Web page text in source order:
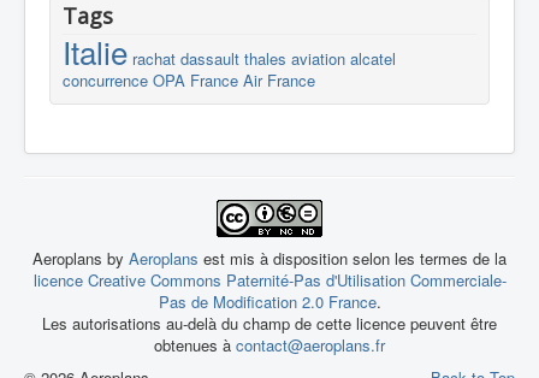
Tags
Italie rachat dassault thales aviation alcatel
concurrence OPA France Air France
Aeroplans by Aeroplans est mis à disposition selon les termes de la
licence Creative Commons Paternité-Pas d'Utilisation Commerciale-
Pas de Modification 2.0 France.
Les autorisations au-delà du champ de cette licence peuvent être
obtenues à contact@aeroplans.fr